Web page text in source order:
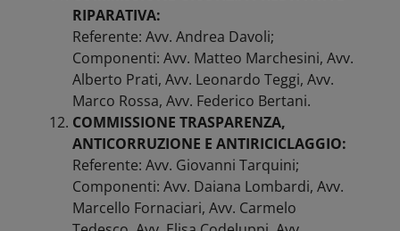
RIPARATIVA:
Referente: Avv. Andrea Davoli;
Componenti: Avv. Matteo Marchesini, Avv.
Alberto Prati, Avv. Leonardo Teggi, Avv.
Marco Rossa, Avv. Federico Bertani.
COMMISSIONE TRASPARENZA,
ANTICORRUZIONE E ANTIRICICLAGGIO:
Referente: Avv. Giovanni Tarquini;
Componenti: Avv. Daiana Lombardi, Avv.
Marcello Fornaciari, Avv. Carmelo